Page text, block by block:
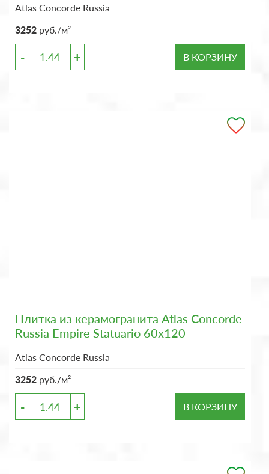
Atlas Concorde Russia
3252 руб./м²
- + В КОРЗИНУ
Плитка из керамогранита Atlas Concorde
Russia Empire Statuario 60x120
Atlas Concorde Russia
3252 руб./м²
- + В КОРЗИНУ